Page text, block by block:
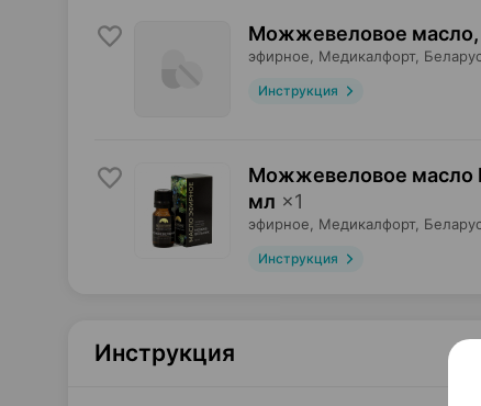
Можжевеловое масло,
эфирное, Медикалфорт,
Инструкция
Можжевеловое масло
мл ×1
эфирное, Медикалфорт,
Инструкция
Инструкция